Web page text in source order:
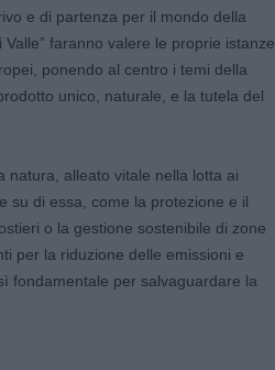
e di partenza per il mondo della
faranno valere le proprie istanze
ponendo al centro i temi della
unico, naturale, e la tutela del
natura, alleato vitale nella lotta ai
su di essa, come la protezione e il
o la gestione sostenibile di zone
per la riduzione delle emissioni e
fondamentale per salvaguardare la